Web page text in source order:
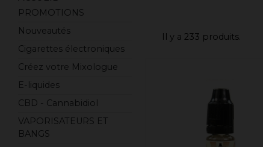
PROMOTIONS
Nouveautés
Cigarettes électroniques
Créez votre Mixologue
E-liquides
CBD - Cannabidiol
VAPORISATEURS ET
BANGS
Il y a 233 produits.